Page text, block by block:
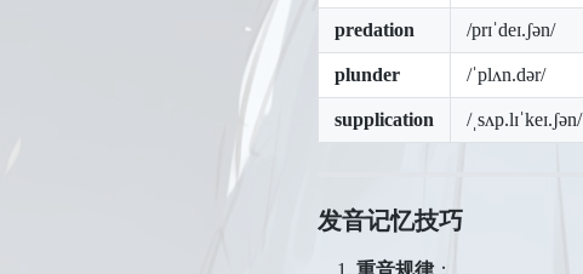
predation /prɪˈdeɪ.ʃən/
plunder /ˈplʌn.dər/
supplication /ˌsʌp.lɪˈkeɪ.ʃən/
发音记忆技巧
重音规律：